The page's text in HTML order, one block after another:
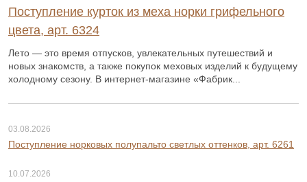
Поступление курток из меха норки грифельного
цвета, арт. 6324
Лето — это время отпусков, увлекательных путешествий и
новых знакомств, а также покупок меховых изделий к будущему
холодному сезону. В интернет-магазине «Фабрик...
03.08.2026
Поступление норковых полупальто светлых оттенков, арт. 6261
10.07.2026